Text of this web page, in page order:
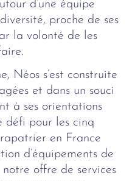
d’une équipe
proche de ses
la volonté de les
Néos s’est construite
et dans un souci
à ses orientations
défi pour les cinq
en France
d’équipements de
offre de services